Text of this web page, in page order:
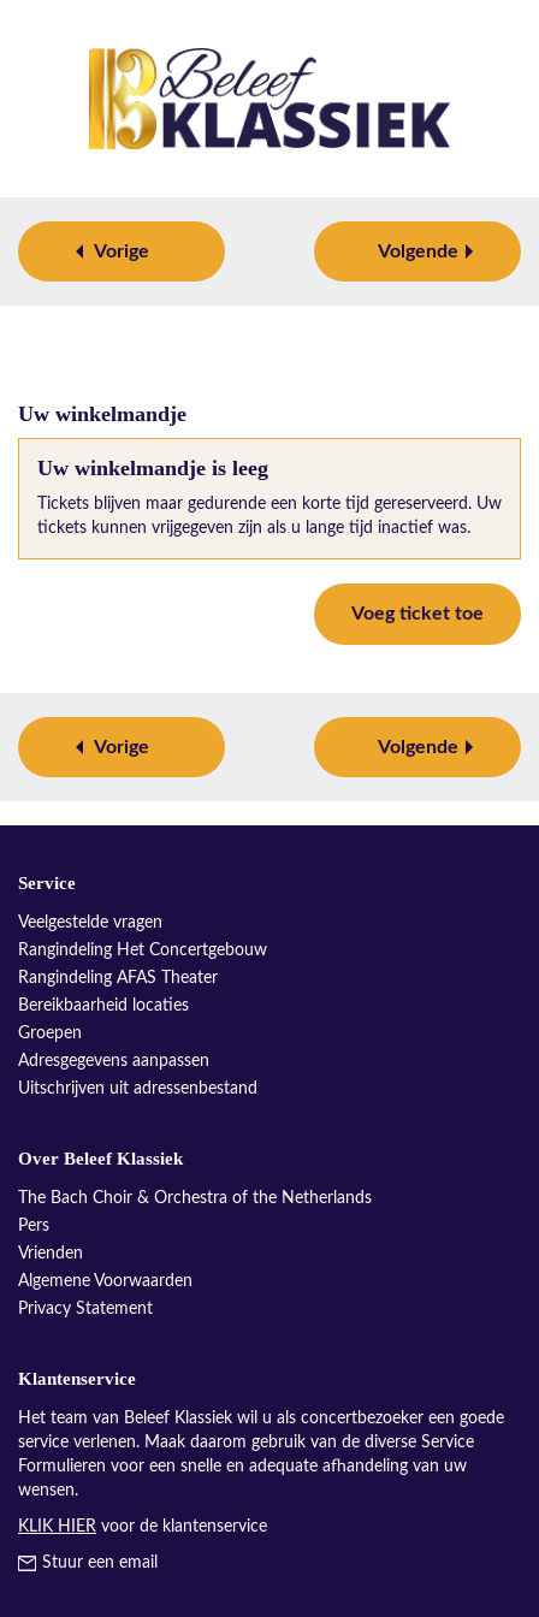
Vorige Volgende
Uw winkelmandje
Uw winkelmandje is leeg
Tickets blijven maar gedurende een korte tijd gereserveerd. Uw
tickets kunnen vrijgegeven zijn als u lange tijd inactief was.
Voeg ticket toe
Vorige Volgende
Service
Veelgestelde vragen
Rangindeling Het Concertgebouw
Rangindeling AFAS Theater
Bereikbaarheid locaties
Groepen
Adresgegevens aanpassen
Uitschrijven uit adressenbestand
Over Beleef Klassiek
The Bach Choir & Orchestra of the Netherlands
Pers
Vrienden
Algemene Voorwaarden
Privacy Statement
Klantenservice
Het team van Beleef Klassiek wil u als concertbezoeker een goede
service verlenen. Maak daarom gebruik van de diverse Service
Formulieren voor een snelle en adequate afhandeling van uw
wensen.
KLIK HIER voor de klantenservice
Stuur een email